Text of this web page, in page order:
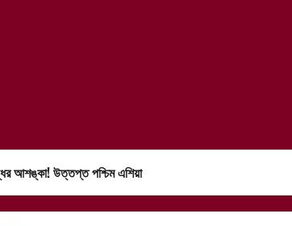
আশঙ্কা! উত্তপ্ত পশ্চিম এশিয়া